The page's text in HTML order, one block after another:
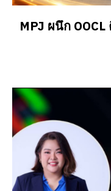
MPJ ผนึก